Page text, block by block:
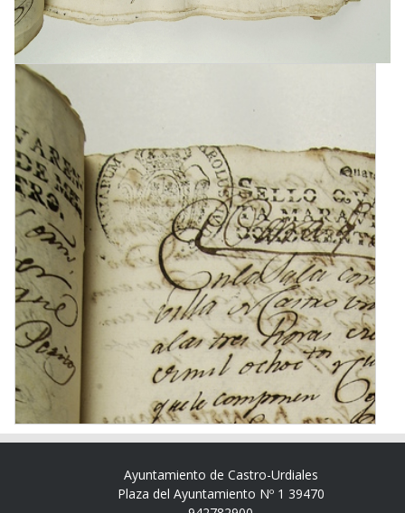
Ayuntamiento de Castro-Urdiales
Plaza del Ayuntamiento Nº 1 39470